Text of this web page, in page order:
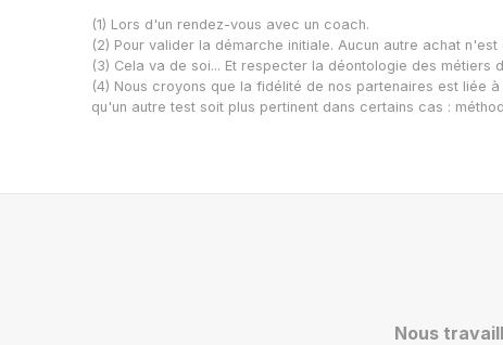
(1) Lors d'un rendez-vous avec un coach.
(2) Pour valider la démarche initiale. Aucun autre achat
(3) Cela va de soi... Et respecter la déontologie des métiers
(4) Nous croyons que la fidélité de nos partenaires est liée
qu'un autre test soit plus pertinent dans certains cas :
Nous